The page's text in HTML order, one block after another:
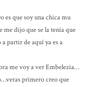
es que soy una chica mu
me dijo que se la tenía que
partir de aquí ya es a
me voy a ver Embelezia…
primero creo que